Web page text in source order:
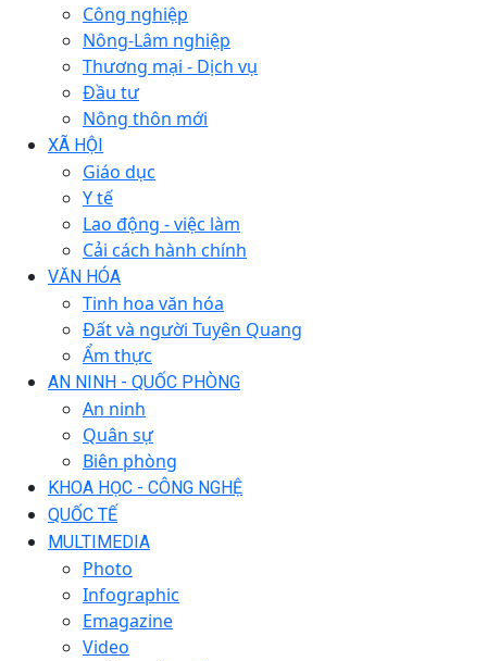
Công nghiệp
Nông-Lâm nghiệp
Thương mại - Dịch vụ
Đầu tư
Nông thôn mới
XÃ HỘI
Giáo dục
Y tế
Lao động - việc làm
Cải cách hành chính
VĂN HÓA
Tinh hoa văn hóa
Đất và người Tuyên Quang
Ẩm thực
AN NINH - QUỐC PHÒNG
An ninh
Quân sự
Biên phòng
KHOA HỌC - CÔNG NGHỆ
QUỐC TẾ
MULTIMEDIA
Photo
Infographic
Emagazine
Video